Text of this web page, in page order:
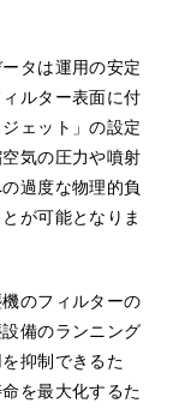
タは運用の安定
ルター表面に付
ェット」の設定
気の圧力や噴射
過度な物理的負
が可能となりま
のフィルターの
備のランニング
抑制できるた
を最大化するた